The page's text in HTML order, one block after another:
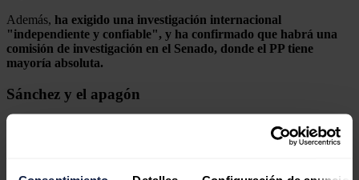
Además, ha exigido una investigación internacional
"independiente y confiable", y ha confirmado que habrá una
comisión de investigación en el Senado, donde el PP tiene
mayoría absoluta.
Sánchez y el apagón
"Conclusión sanchista: a España se le fundieron los plomos el 28 de
abril. Esta es la mayor aportación del señor Sánchez durante una